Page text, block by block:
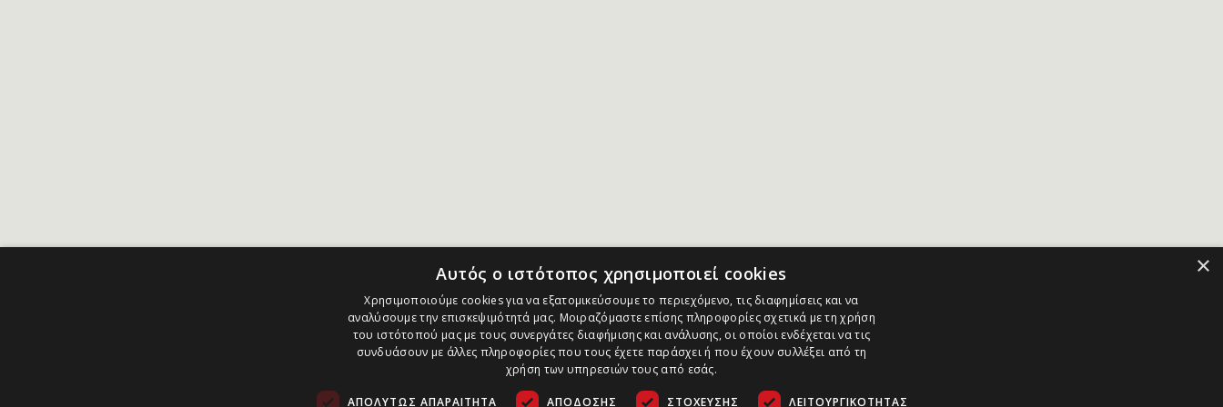
×
Αυτός ο ιστότοπος χρησιμοποιεί cookies
Χρησιμοποιούμε cookies για να εξατομικεύσουμε το περιεχόμενο, τις διαφημίσεις και να
αναλύσουμε την επισκεψιμότητά μας. Μοιραζόμαστε επίσης πληροφορίες σχετικά με τη χρήση
του ιστότοπού μας με τους συνεργάτες διαφήμισης και ανάλυσης, οι οποίοι ενδέχεται να τις
συνδυάσουν με άλλες πληροφορίες που τους έχετε παράσχει ή που έχουν συλλέξει από τη
χρήση των υπηρεσιών τους από εσάς.
ΑΠΟΛΎΤΩΣ ΑΠΑΡΑΊΤΗΤΑ ΑΠΌΔΟΣΗΣ ΣΤΌΧΕΥΣΗΣ ΛΕΙΤΟΥΡΓΙΚΌΤΗΤΑΣ